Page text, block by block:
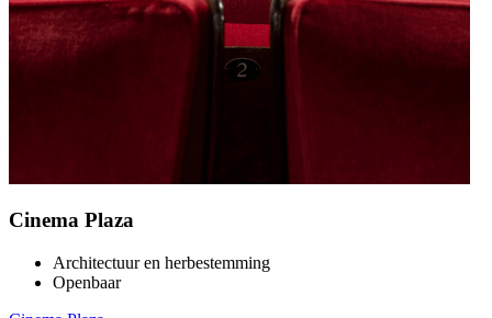
Cinema Plaza
Architectuur en herbestemming
Openbaar